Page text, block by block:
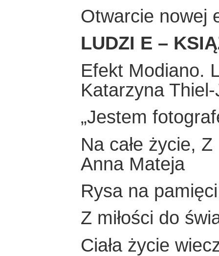
Otwarcie nowej
LUDZI E –
Efekt Modiano.
Katarzyna
„Jestem
Na całe życie,
Anna Mateja
Rysa na
Z miłości do
Ciała życie